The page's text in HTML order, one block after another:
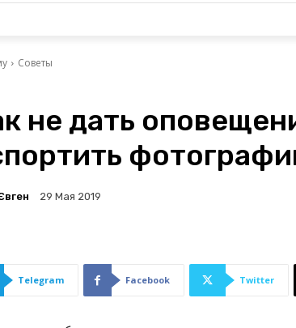
Советы
не дать
29 Мая 2019
Telegram Facebook Twitter